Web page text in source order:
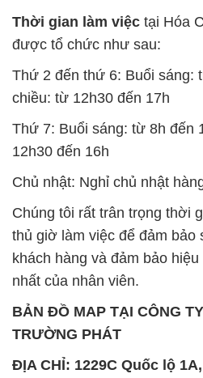
Thời gian làm việc tại Hóa
được tổ chức như sau:
Thứ 2 đến thứ 6: Buổi sáng:
chiều: từ 12h30 đến 17h
Thứ 7: Buổi sáng: từ 8h đến
12h30 đến 16h
Chủ nhật: Nghỉ chủ nhật
Chúng tôi rất trân trọng thời
thủ giờ làm việc để đảm bảo
khách hàng và đảm bảo
nhất của nhân viên.
BẢN ĐỒ MAP TẠI CÔNG
TRƯỜNG PHÁT
ĐỊA CHỈ: 1229C Quốc lộ